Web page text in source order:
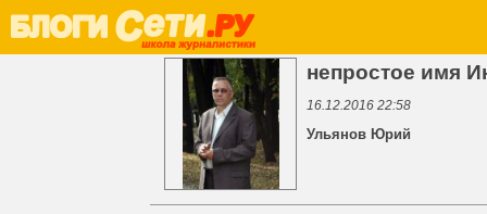
непростое имя
16.12.2016 22:58
Ульянов Юрий